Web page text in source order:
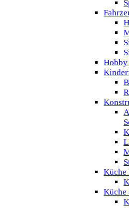
Küche
Küche